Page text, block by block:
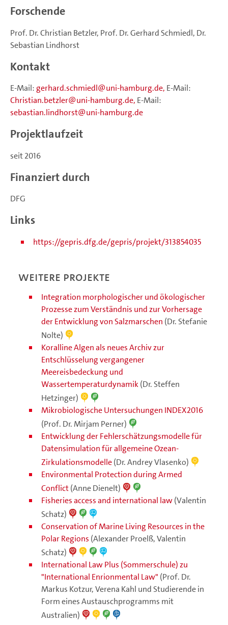
Forschende
Prof. Dr. Christian Betzler, Prof. Dr. Gerhard Schmiedl, Dr.
Sebastian Lindhorst
Kontakt
E-Mail: gerhard.schmiedl uni-hamburg.de, E-Mail:
Christian.betzler
uni-hamburg.de, E-Mail:
sebastian.lindhorst
uni-hamburg.de
Projektlaufzeit
seit 2016
Finanziert durch
DFG
Links
https://gepris.dfg.de/gepris/projekt/313854035
Weitere Projekte
Integration morphologischer und ökologischer
Prozesse zum Verständnis und zur Vorhersage
der Entwicklung von Salzmarschen (Dr. Stefanie
Nolte)
Koralline Algen als neues Archiv zur
Entschlüsselung vergangener
Meereisbedeckung und
Wassertemperaturdynamik(Dr. Steffen
Hetzinger)
Mikrobiologische Untersuchungen INDEX2016
(Prof. Dr. Mirjam Perner)
Entwicklung der Fehlerschätzungsmodelle für
Datensimulation für allgemeine Ozean-
Zirkulationsmodelle(Dr. Andrey Vlasenko)
Environmental Protection during Armed
Conflict(Anne Dienelt)
Fisheries access and international law(Valentin
Schatz)
Conservation of Marine Living Resources in the
Polar Regions (Alexander Proelß, Valentin
Schatz)
International Law Plus (Sommerschule) zu
"International Enrionmental Law" (Prof. Dr.
Markus Kotzur, Verena Kahl und Studierende in
Form eines Austauschprogramms mit
Australien)